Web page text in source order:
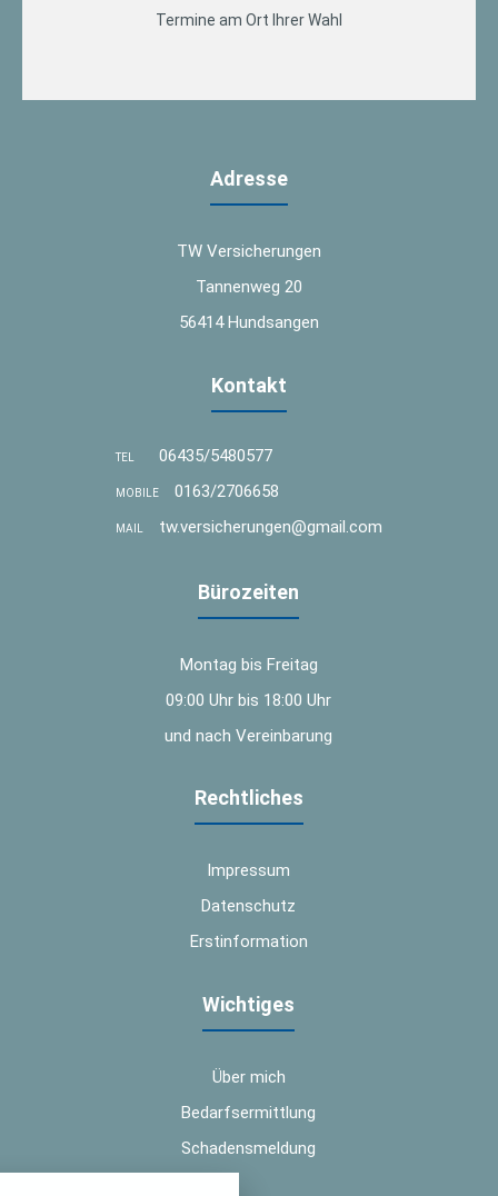
Termine am Ort Ihrer Wahl
Adresse
TW Versicherungen
Tannenweg 20
56414 Hundsangen
Kontakt
TEL 06435/5480577
MOBILE 0163/2706658
MAIL tw.versicherungen@gmail.com
Bürozeiten
Montag bis Freitag
09:00 Uhr bis 18:00 Uhr
und nach Vereinbarung
Rechtliches
Impressum
Datenschutz
Erstinformation
Wichtiges
Über mich
Bedarfsermittlung
Schadensmeldung